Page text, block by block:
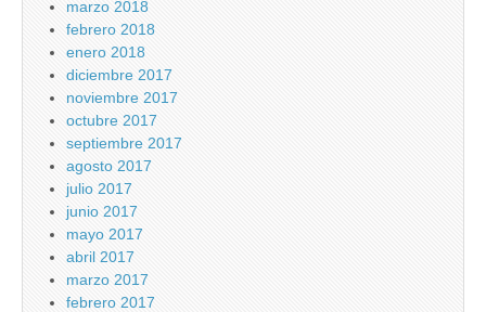
marzo 2018
febrero 2018
enero 2018
diciembre 2017
noviembre 2017
octubre 2017
septiembre 2017
agosto 2017
julio 2017
junio 2017
mayo 2017
abril 2017
marzo 2017
febrero 2017